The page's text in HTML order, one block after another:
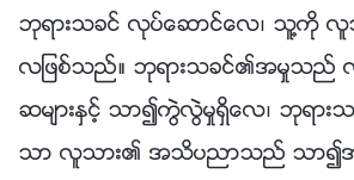
ဘုရားသခင္ လုပ္ေဆာင္ေလ၊ သူ႔ကို
လျဖစ္သည္။ ဘုရားသခင္၏အမႈသ
ဆမ်ားႏွင့္ သာ၍ကြဲလြဲမႈရွိေလ၊ ဘုရ
သာ လူသား၏ အသိပညာသည္ သာ၍အ